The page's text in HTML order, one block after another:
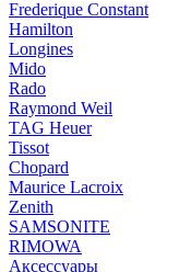
Frederique Constant
Hamilton
Longines
Mido
Rado
Raymond Weil
TAG Heuer
Tissot
Chopard
Maurice Lacroix
Zenith
SAMSONITE
RIMOWA
Аксессуары